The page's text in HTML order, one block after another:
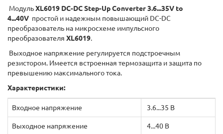
МодульXL6019 DC-DCStep-UpConverter 3.6...35V to
4...40V простой и надежным повышающий DC-DC
преобразователь на микросхеме импульсного
преобразователя XL6019.
Выходное напряжение регулируется подстроечным
резистором. Имеется встроенная термозащита и защита по
превышению максимального тока.
Характеристики:
Входное напряжение 3.6...35 В
Выходное напряжение 4...40 В